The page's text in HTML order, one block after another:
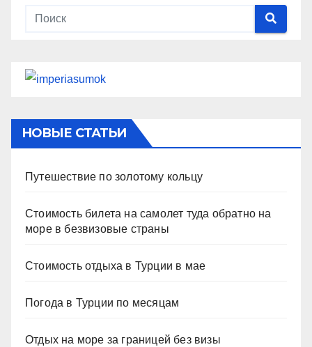
НОВЫЕ СТАТЬИ
Путешествие по золотому кольцу
Стоимость билета на самолет туда обратно на
море в безвизовые страны
Стоимость отдыха в Турции в мае
Погода в Турции по месяцам
Отдых на море за границей без визы